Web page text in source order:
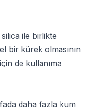
ile birlikte
bir kürek olmasının
de kullanıma
daha fazla kum